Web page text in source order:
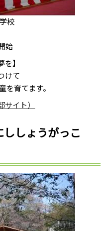
校
始
】
けて
育てます。
イト）
しょうがっこ